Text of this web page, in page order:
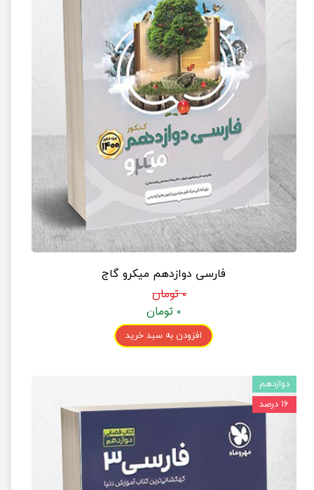
فارسی دوازدهم میکرو گاج
۰ تومان
۰ تومان
افزودن به سبد خرید
دوازدهم
۱۶ درصد